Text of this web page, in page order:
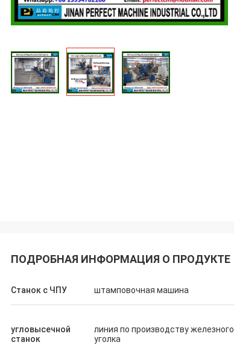
ПОДРОБНАЯ ИНФОРМАЦИЯ О ПРОДУКТЕ
Станок с ЧПУ штамповочная машина
угловысечной
станок
линия по производству железного
уголка